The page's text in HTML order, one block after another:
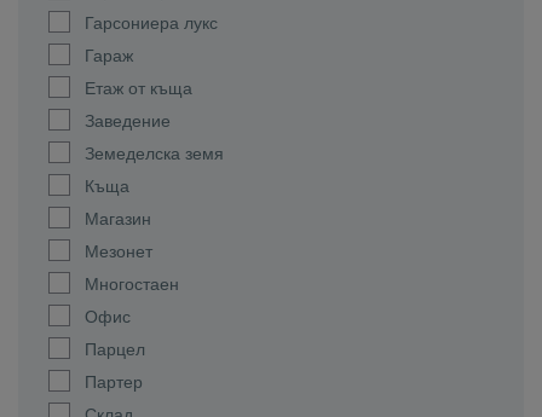
Гарсониера лукс
Гараж
Етаж от къща
Заведение
Земеделска земя
Къща
Магазин
Мезонет
Многостаен
Офис
Парцел
Партер